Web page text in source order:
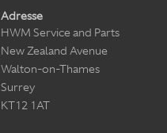
Adresse
HWM Service and Parts
New Zealand Avenue
Walton-on-Thames
Surrey
KT12 1AT